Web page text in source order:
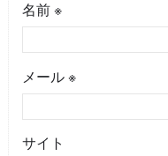
名前 ※
メール ※
サイト